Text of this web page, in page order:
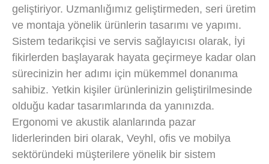
geliştiriyor. Uzmanlığımız geliştirmeden, seri üretim
ve montaja yönelik ürünlerin tasarımı ve yapımı.
Sistem tedarikçisi ve servis sağlayıcısı olarak, İyi
fikirlerden başlayarak hayata geçirmeye kadar olan
sürecinizin her adımı için mükemmel donanıma
sahibiz. Yetkin kişiler ürünlerinizin geliştirilmesinde
olduğu kadar tasarımlarında da yanınızda.
Ergonomi ve akustik alanlarında pazar
liderlerinden biri olarak, Veyhl, ofis ve mobilya
sektöründeki müşterilere yönelik bir sistem